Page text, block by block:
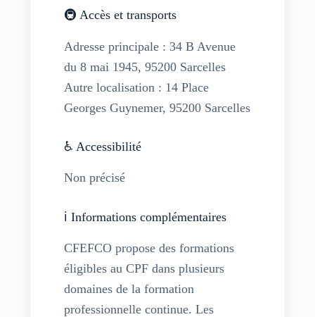
🚇 Accès et transports
Adresse principale : 34 B Avenue
du 8 mai 1945, 95200 Sarcelles
Autre localisation : 14 Place
Georges Guynemer, 95200 Sarcelles
♿ Accessibilité
Non précisé
ℹ️ Informations complémentaires
CFEFCO propose des formations
éligibles au CPF dans plusieurs
domaines de la formation
professionnelle continue. Les